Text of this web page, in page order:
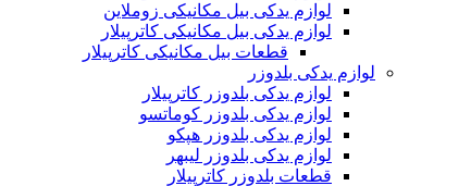
لوازم یدکی بیل مکانیکی زوملاین
لوازم یدکی بیل مکانیکی کاترپیلار
قطعات بیل مکانیکی کاترپیلار
لوازم یدکی بلدوزر
لوازم یدکی بلدوزر کاترپیلار
لوازم یدکی بلدوزر کوماتسو
لوازم یدکی بلدوزر هپکو
لوازم یدکی بلدوزر لیبهر
قطعات بلدوزر کاترپیلار